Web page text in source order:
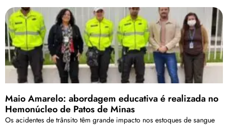
Maio Amarelo: abordagem educativa é realizada no
Hemonúcleo de Patos de Minas
Os acidentes de trânsito têm grande impacto nos estoques de sangue